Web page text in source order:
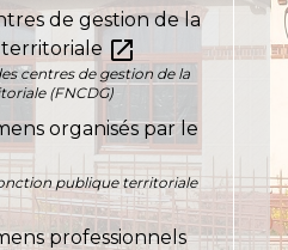
de gestion de la
open_in_new
centres de gestion de la
(FNCDG)
organisés par le
publique territoriale
professionnels